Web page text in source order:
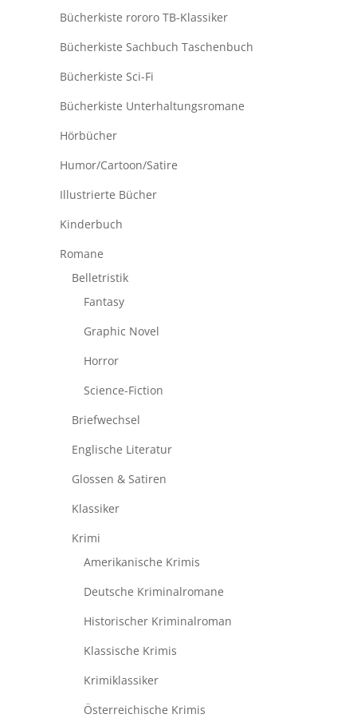
Bücherkiste rororo TB-Klassiker
Bücherkiste Sachbuch Taschenbuch
Bücherkiste Sci-Fi
Bücherkiste Unterhaltungsromane
Hörbücher
Humor/Cartoon/Satire
Illustrierte Bücher
Kinderbuch
Romane
Belletristik
Fantasy
Graphic Novel
Horror
Science-Fiction
Briefwechsel
Englische Literatur
Glossen & Satiren
Klassiker
Krimi
Amerikanische Krimis
Deutsche Kriminalromane
Historischer Kriminalroman
Klassische Krimis
Krimiklassiker
Österreichische Krimis